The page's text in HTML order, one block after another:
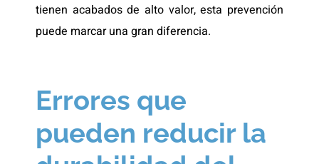
tienen acabados de alto valor, esta prevención
puede marcar una gran diferencia.
Errores que
pueden reducir la